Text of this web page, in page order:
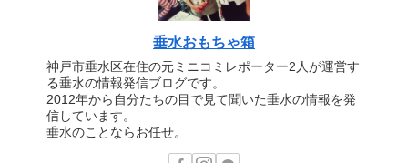
垂水おもちゃ箱
神戸市垂水区在住の元ミニコミレポーター2人が運営す
る垂水の情報発信ブログです。
2012年から自分たちの目で見て聞いた垂水の情報を発
信しています。
垂水のことならお任せ。